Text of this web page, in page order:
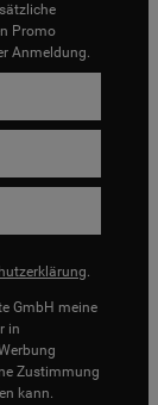
Promo
Anmeldung.
.
GmbH meine
in
Zustimmung
kann.